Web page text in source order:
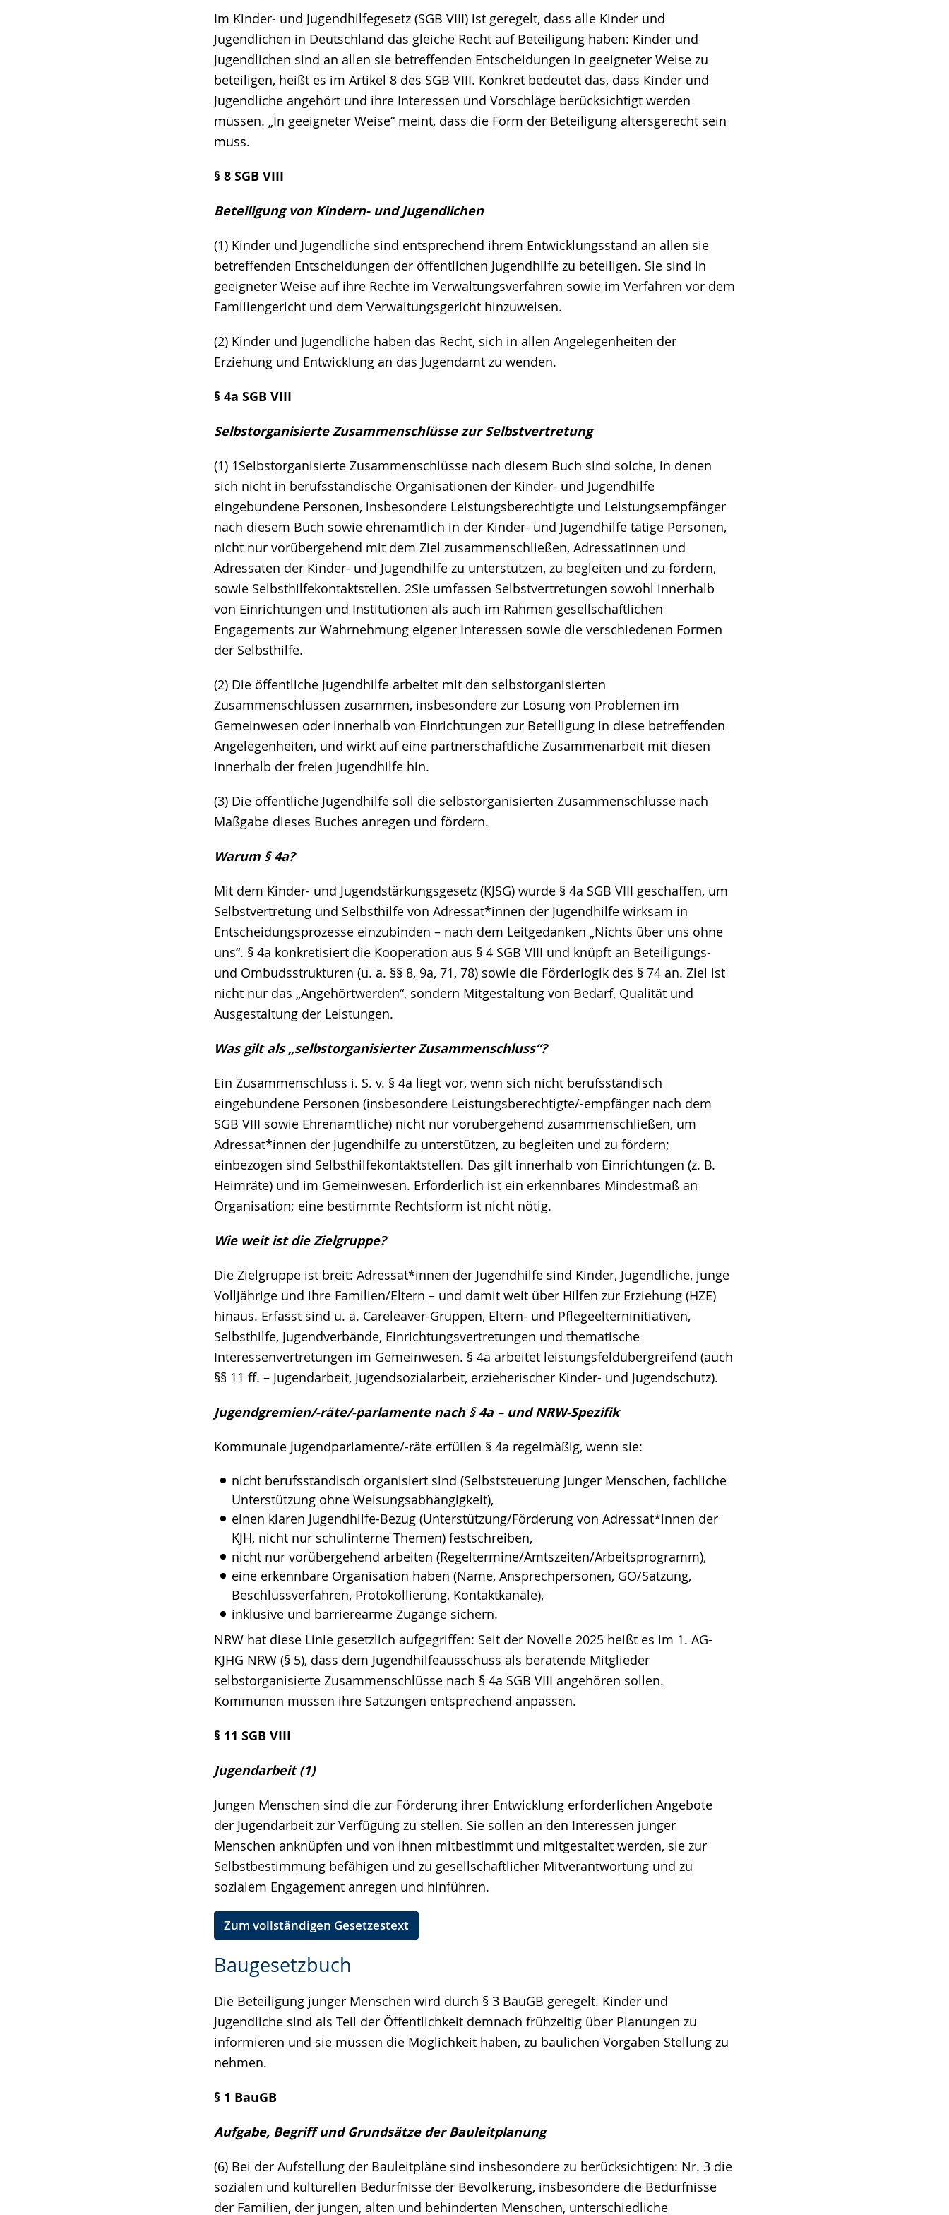
Im Kinder- und Jugendhilfegesetz (SGB VIII) ist geregelt, dass alle Kinder und
Jugendlichen in Deutschland das gleiche Recht auf Beteiligung haben: Kinder und
Jugendlichen sind an allen sie betreffenden Entscheidungen in geeigneter Weise zu
beteiligen, heißt es im Artikel 8 des SGB VIII. Konkret bedeutet das, dass Kinder und
Jugendliche angehört und ihre Interessen und Vorschläge berücksichtigt werden
müssen. „In geeigneter Weise“ meint, dass die Form der Beteiligung altersgerecht sein
muss.
§ 8 SGB VIII
Beteiligung von Kindern- und Jugendlichen
(1) Kinder und Jugendliche sind entsprechend ihrem Entwicklungsstand an allen sie
betreffenden Entscheidungen der öffentlichen Jugendhilfe zu beteiligen. Sie sind in
geeigneter Weise auf ihre Rechte im Verwaltungsverfahren sowie im Verfahren vor dem
Familiengericht und dem Verwaltungsgericht hinzuweisen.
(2) Kinder und Jugendliche haben das Recht, sich in allen Angelegenheiten der
Erziehung und Entwicklung an das Jugendamt zu wenden.
§ 4a SGB VIII
Selbstorganisierte Zusammenschlüsse zur Selbstvertretung
(1) 1Selbstorganisierte Zusammenschlüsse nach diesem Buch sind solche, in denen
sich nicht in berufsständische Organisationen der Kinder- und Jugendhilfe
eingebundene Personen, insbesondere Leistungsberechtigte und Leistungsempfänger
nach diesem Buch sowie ehrenamtlich in der Kinder- und Jugendhilfe tätige Personen,
nicht nur vorübergehend mit dem Ziel zusammenschließen, Adressatinnen und
Adressaten der Kinder- und Jugendhilfe zu unterstützen, zu begleiten und zu fördern,
sowie Selbsthilfekontaktstellen. 2Sie umfassen Selbstvertretungen sowohl innerhalb
von Einrichtungen und Institutionen als auch im Rahmen gesellschaftlichen
Engagements zur Wahrnehmung eigener Interessen sowie die verschiedenen Formen
der Selbsthilfe.
(2) Die öffentliche Jugendhilfe arbeitet mit den selbstorganisierten
Zusammenschlüssen zusammen, insbesondere zur Lösung von Problemen im
Gemeinwesen oder innerhalb von Einrichtungen zur Beteiligung in diese betreffenden
Angelegenheiten, und wirkt auf eine partnerschaftliche Zusammenarbeit mit diesen
innerhalb der freien Jugendhilfe hin.
(3) Die öffentliche Jugendhilfe soll die selbstorganisierten Zusammenschlüsse nach
Maßgabe dieses Buches anregen und fördern.
Warum § 4a?
Mit dem Kinder- und Jugendstärkungsgesetz (KJSG) wurde § 4a SGB VIII geschaffen, um
Selbstvertretung und Selbsthilfe von Adressat*innen der Jugendhilfe wirksam in
Entscheidungsprozesse einzubinden – nach dem Leitgedanken „Nichts über uns ohne
uns“. § 4a konkretisiert die Kooperation aus § 4 SGB VIII und knüpft an Beteiligungs-
und Ombudsstrukturen (u. a. §§ 8, 9a, 71, 78) sowie die Förderlogik des § 74 an. Ziel ist
nicht nur das „Angehörtwerden“, sondern Mitgestaltung von Bedarf, Qualität und
Ausgestaltung der Leistungen.
Was gilt als „selbstorganisierter Zusammenschluss“?
Ein Zusammenschluss i. S. v. § 4a liegt vor, wenn sich nicht berufsständisch
eingebundene Personen (insbesondere Leistungsberechtigte/-empfänger nach dem
SGB VIII sowie Ehrenamtliche) nicht nur vorübergehend zusammenschließen, um
Adressat*innen der Jugendhilfe zu unterstützen, zu begleiten und zu fördern;
einbezogen sind Selbsthilfekontaktstellen. Das gilt innerhalb von Einrichtungen (z. B.
Heimräte) und im Gemeinwesen. Erforderlich ist ein erkennbares Mindestmaß an
Organisation; eine bestimmte Rechtsform ist nicht nötig.
Wie weit ist die Zielgruppe?
Die Zielgruppe ist breit: Adressat*innen der Jugendhilfe sind Kinder, Jugendliche, junge
Volljährige und ihre Familien/Eltern – und damit weit über Hilfen zur Erziehung (HZE)
hinaus. Erfasst sind u. a. Careleaver-Gruppen, Eltern- und Pflegeelterninitiativen,
Selbsthilfe, Jugendverbände, Einrichtungsvertretungen und thematische
Interessenvertretungen im Gemeinwesen. § 4a arbeitet leistungsfeldübergreifend (auch
§§ 11 ff. – Jugendarbeit, Jugendsozialarbeit, erzieherischer Kinder- und Jugendschutz).
Jugendgremien/-räte/-parlamente nach § 4a – und NRW-Spezifik
Kommunale Jugendparlamente/-räte erfüllen § 4a regelmäßig, wenn sie:
nicht berufsständisch organisiert sind (Selbststeuerung junger Menschen, fachliche
Unterstützung ohne Weisungsabhängigkeit),
einen klaren Jugendhilfe-Bezug (Unterstützung/Förderung von Adressat*innen der
KJH, nicht nur schulinterne Themen) festschreiben,
nicht nur vorübergehend arbeiten (Regeltermine/Amtszeiten/Arbeitsprogramm),
eine erkennbare Organisation haben (Name, Ansprechpersonen, GO/Satzung,
Beschlussverfahren, Protokollierung, Kontaktkanäle),
inklusive und barrierearme Zugänge sichern.
NRW hat diese Linie gesetzlich aufgegriffen: Seit der Novelle 2025 heißt es im 1. AG-
KJHG NRW (§ 5), dass dem Jugendhilfeausschuss als beratende Mitglieder
selbstorganisierte Zusammenschlüsse nach § 4a SGB VIII angehören sollen.
Kommunen müssen ihre Satzungen entsprechend anpassen.
§ 11 SGB VIII
Jugendarbeit (1)
Jungen Menschen sind die zur Förderung ihrer Entwicklung erforderlichen Angebote
der Jugendarbeit zur Verfügung zu stellen. Sie sollen an den Interessen junger
Menschen anknüpfen und von ihnen mitbestimmt und mitgestaltet werden, sie zur
Selbstbestimmung befähigen und zu gesellschaftlicher Mitverantwortung und zu
sozialem Engagement anregen und hinführen.
Zum vollständigen Gesetzestext
Baugesetzbuch
Die Beteiligung junger Menschen wird durch § 3 BauGB geregelt. Kinder und
Jugendliche sind als Teil der Öffentlichkeit demnach frühzeitig über Planungen zu
informieren und sie müssen die Möglichkeit haben, zu baulichen Vorgaben Stellung zu
nehmen.
§ 1 BauGB
Aufgabe, Begriff und Grundsätze der Bauleitplanung
(6) Bei der Aufstellung der Bauleitpläne sind insbesondere zu berücksichtigen: Nr. 3 die
sozialen und kulturellen Bedürfnisse der Bevölkerung, insbesondere die Bedürfnisse
der Familien, der jungen, alten und behinderten Menschen, unterschiedliche